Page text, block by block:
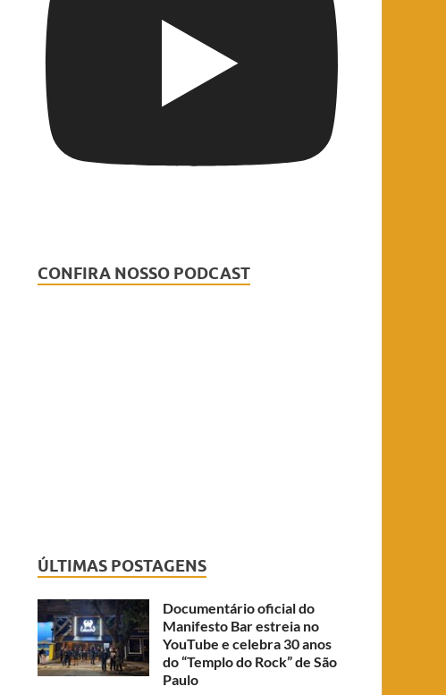
CONFIRA NOSSO PODCAST
ÚLTIMAS POSTAGENS
Documentário oficial do
Manifesto Bar estreia no
YouTube e celebra 30 anos
do “Templo do Rock” de São
Paulo